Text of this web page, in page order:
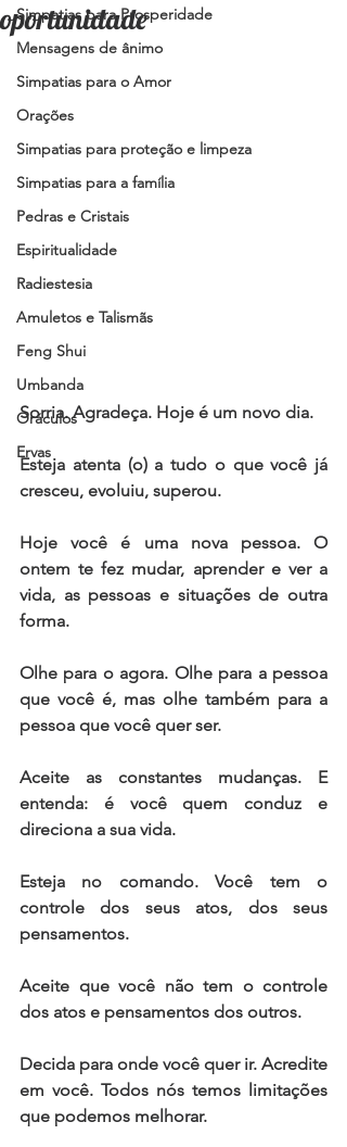
Simpatias para Prosperidade
Mensagens de ânimo
Simpatias para o Amor
Orações
Simpatias para proteção e limpeza
Simpatias para a família
Pedras e Cristais
Espiritualidade
Radiestesia
Amuletos e Talismãs
Feng Shui
Umbanda
Oráculos
Ervas
oportunidade
Sorria. Agradeça. Hoje é um novo dia.
Esteja atenta (o) a tudo o que você já
cresceu, evoluiu, superou.
Hoje você é uma nova pessoa. O
ontem te fez mudar, aprender e ver a
vida, as pessoas e situações de outra
forma.
Olhe para o agora. Olhe para a pessoa
que você é, mas olhe também para a
pessoa que você quer ser.
Aceite as constantes mudanças. E
entenda: é você quem conduz e
direciona a sua vida.
Esteja no comando. Você tem o
controle dos seus atos, dos seus
pensamentos.
Aceite que você não tem o controle
dos atos e pensamentos dos outros.
Decida para onde você quer ir. Acredite
em você. Todos nós temos limitações
que podemos melhorar.